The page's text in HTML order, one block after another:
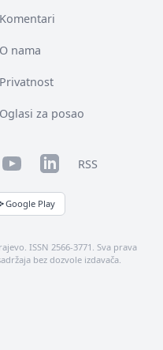
Komentari
O nama
Privatnost
Oglasi za posao
YouTubeLinkedInRSS
Google Play
ISSN 2566-3771. Sva prava
bez dozvole izdavača.